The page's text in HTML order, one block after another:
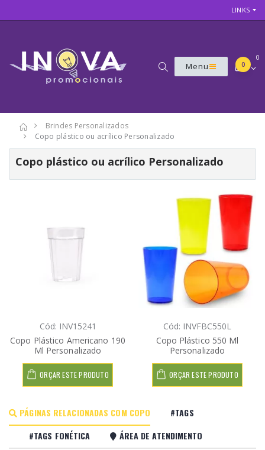
LINKS
Menu
0
0
Brindes Personalizados
Copo plástico ou acrílico Personalizado
Copo plástico ou acrílico Personalizado
Cód: INV15241
Copo Plástico Americano 190
Ml Personalizado
ORÇAR ESTE PRODUTO
Cód: INVFBC550L
Copo Plástico 550 Ml
Personalizado
ORÇAR ESTE PRODUTO
PÁGINAS RELACIONADAS COM COPO
#TAGS
#TAGS FONÉTICA
ÁREA DE ATENDIMENTO